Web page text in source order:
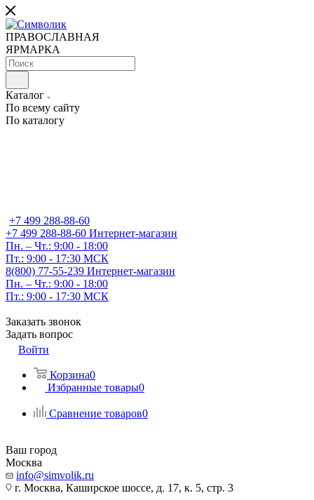
ПРАВОСЛАВНАЯ
ЯРМАРКА
Каталог
По всему сайту
По каталогу
+7 499 288-88-60
+7 499 288-88-60 Интернет-магазин
Пн. – Чт.: 9:00 - 18:00
Пт.: 9:00 - 17:30 МСК
8(800) 77-55-239 Интернет-магазин
Пн. – Чт.: 9:00 - 18:00
Пт.: 9:00 - 17:30 МСК
Заказать звонок
Задать вопрос
Войти
Корзина0
Избранные товары0
Сравнение товаров0
Ваш город
Москва
info@simvolik.ru
г. Москва, Каширское шоссе, д. 17, к. 5, стр. 3